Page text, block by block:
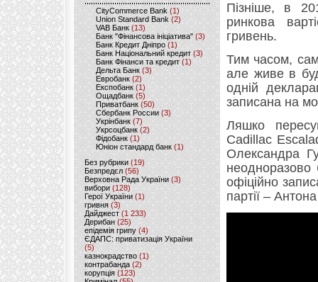
CityCommerce Bank (1)
Union Standard Bank (2)
VAB Банк (13)
Банк "Фінансова ініціатива" (3)
Банк Кредит Дніпро (1)
Банк Національний кредит (3)
Банк Фінанси та кредит (1)
Дельта Банк (3)
Евробанк(2)
Експобанк (1)
Ощадбанк(5)
Приватбанк (50)
Сбербанк России (3)
Укрінбанк(7)
Укрсоцбанк (2)
Фідобанк (1)
Юніон стандард банк(1)
Без рубрики (19)
Безпредєл(56)
Верховна Рада України (3)
вибори(128)
Герої України(1)
гривня (3)
Дайджест (1 233)
Дерибан (25)
епідемія грипу (4)
ЄДАПС: приватизація України
(5)
казнокрадство (1)
контрабанда (2)
корупція (123)
Пізніше, в
ринкова
гривень.
Тим часом,
але живе в
одній
записана на
Ляшко
Cadillac
Олександра
офіційно
партії –